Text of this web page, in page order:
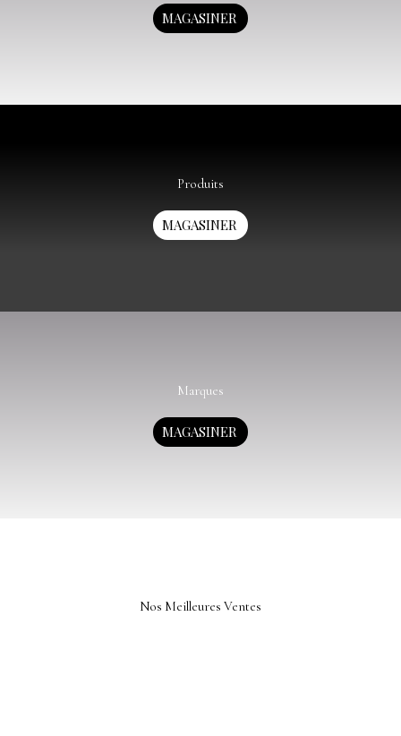
MAGASINER
Produits
MAGASINER
Marques
MAGASINER
Nos Meilleures Ventes